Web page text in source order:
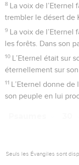
8 La voix de l’Eternel
trembler le désert de
9 La voix de l’Eternel
les forêts. Dans son
10 L’Eternel était sur
éternellement sur son
11 L’Eternel donne de
son peuple en lui
Seuls les Évangiles sont